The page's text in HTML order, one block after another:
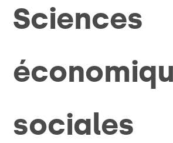
Sciences
sociales